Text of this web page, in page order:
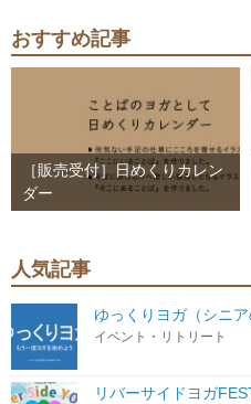
おすすめ記事
［販売受付］日めくりカレン
ダー
人気記事
ゆっくりヨガ（シニア
イベント・リトリート
リバーサイドヨガ